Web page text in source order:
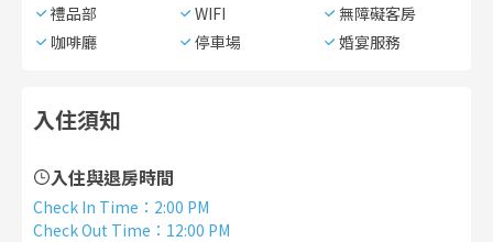
禮品部
WIFI
無障礙客房
咖啡廳
停車場 婚宴服務
入住須知
入住與退房時間
Check In Time ： 2:00 PM
Check Out Time ： 12:00 PM